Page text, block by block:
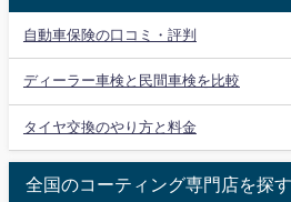
自動車保険の口コミ・評判
ディーラー車検と民間車検を比較
タイヤ交換のやり方と料金
全国のコーティング専門店を探